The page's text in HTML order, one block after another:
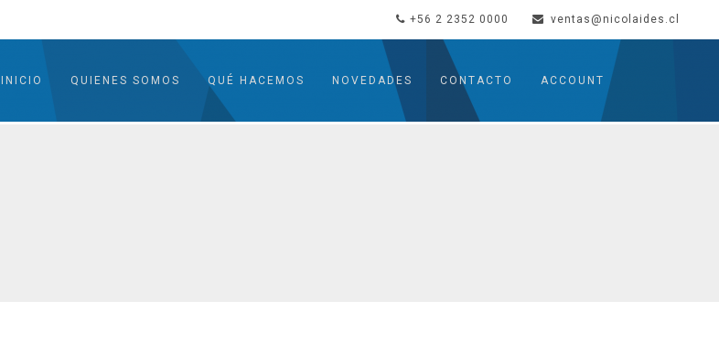
+56 2 2352 0000 ventas@nicolaides.cl
INICIO QUIENES SOMOS QUÉ HACEMOS NOVEDADES CONTACTO ACCOUNT